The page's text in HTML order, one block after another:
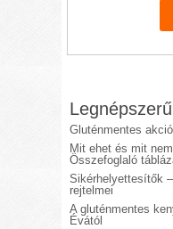
Gluténmentes
Mit ehet és mit
Összefoglaló
Sikérhelyettesítők
rejtelmei
A gluténmentes
Évától